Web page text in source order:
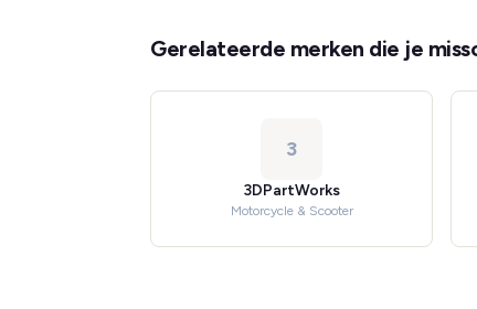
Gerelateerde merken die je
3
3DPartWorks
Motorcycle & Scooter